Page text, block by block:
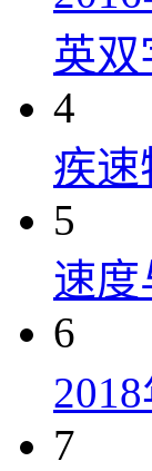
英双
4
疾速
5
速度
6
7